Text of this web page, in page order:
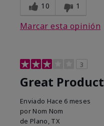
10 1
Marcar esta opinión
3
Great Product
Enviado Hace 6 meses
por Nom Nom
de Plano, TX